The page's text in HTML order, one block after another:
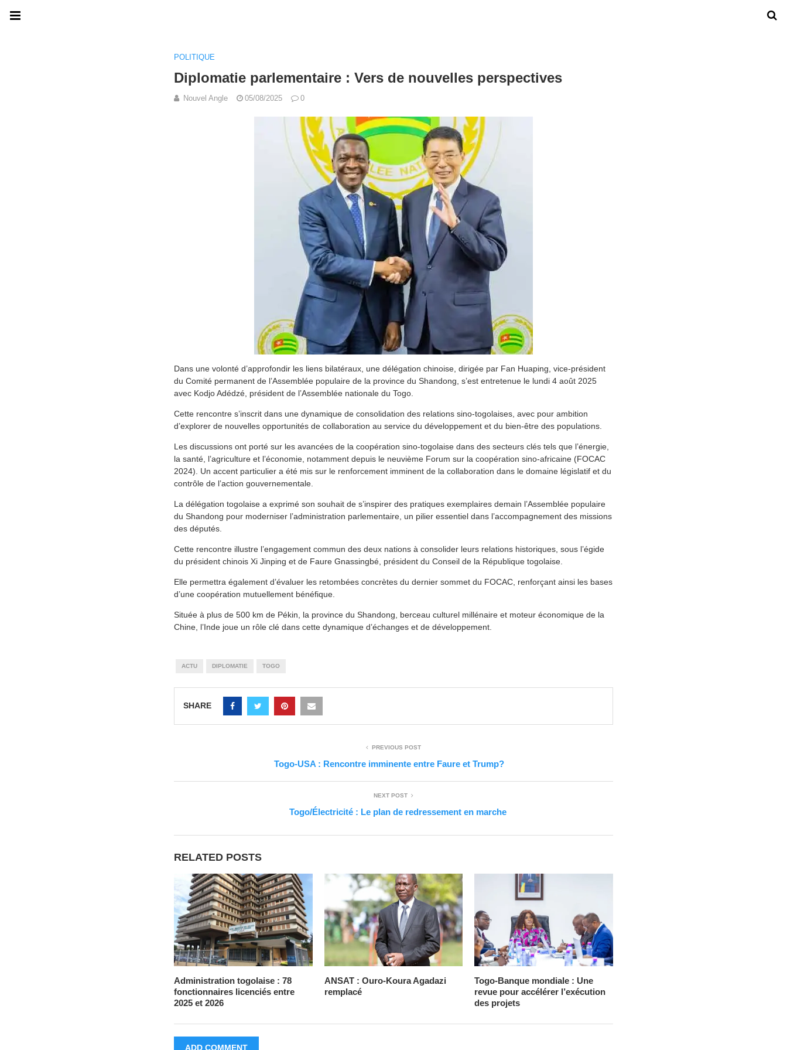
POLITIQUE
Diplomatie parlementaire : Vers de nouvelles perspectives
Nouvel Angle 05/08/2025 0
Dans une volonté d’approfondir les liens bilatéraux, une délégation chinoise, dirigée par Fan Huaping, vice-président
du Comité permanent de l’Assemblée populaire de la province du Shandong, s’est entretenue le lundi 4 août 2025
avec Kodjo Adédzé, président de l’Assemblée nationale du Togo.
Cette rencontre s’inscrit dans une dynamique de consolidation des relations sino-togolaises, avec pour ambition
d’explorer de nouvelles opportunités de collaboration au service du développement et du bien-être des populations.
Les discussions ont porté sur les avancées de la coopération sino-togolaise dans des secteurs clés tels que l’énergie,
la santé, l’agriculture et l’économie, notamment depuis le neuvième Forum sur la coopération sino-africaine (FOCAC
2024). Un accent particulier a été mis sur le renforcement imminent de la collaboration dans le domaine législatif et du
contrôle de l’action gouvernementale.
La délégation togolaise a exprimé son souhait de s’inspirer des pratiques exemplaires demain l’Assemblée populaire
du Shandong pour moderniser l’administration parlementaire, un pilier essentiel dans l’accompagnement des missions
des députés.
Cette rencontre illustre l’engagement commun des deux nations à consolider leurs relations historiques, sous l’égide
du président chinois Xi Jinping et de Faure Gnassingbé, président du Conseil de la République togolaise.
Elle permettra également d’évaluer les retombées concrètes du dernier sommet du FOCAC, renforçant ainsi les bases
d’une coopération mutuellement bénéfique.
Située à plus de 500 km de Pékin, la province du Shandong, berceau culturel millénaire et moteur économique de la
Chine, l’Inde joue un rôle clé dans cette dynamique d’échanges et de développement.
ACTU DIPLOMATIE TOGO
SHARE
PREVIOUS POST
Togo-USA : Rencontre imminente entre Faure et Trump?
NEXT POST
Togo/Électricité : Le plan de redressement en marche
RELATED POSTS
Administration togolaise : 78
fonctionnaires licenciés entre
2025 et 2026
ANSAT : Ouro-Koura Agadazi
remplacé
Togo-Banque mondiale : Une
revue pour accélérer l’exécution
des projets
ADD COMMENT